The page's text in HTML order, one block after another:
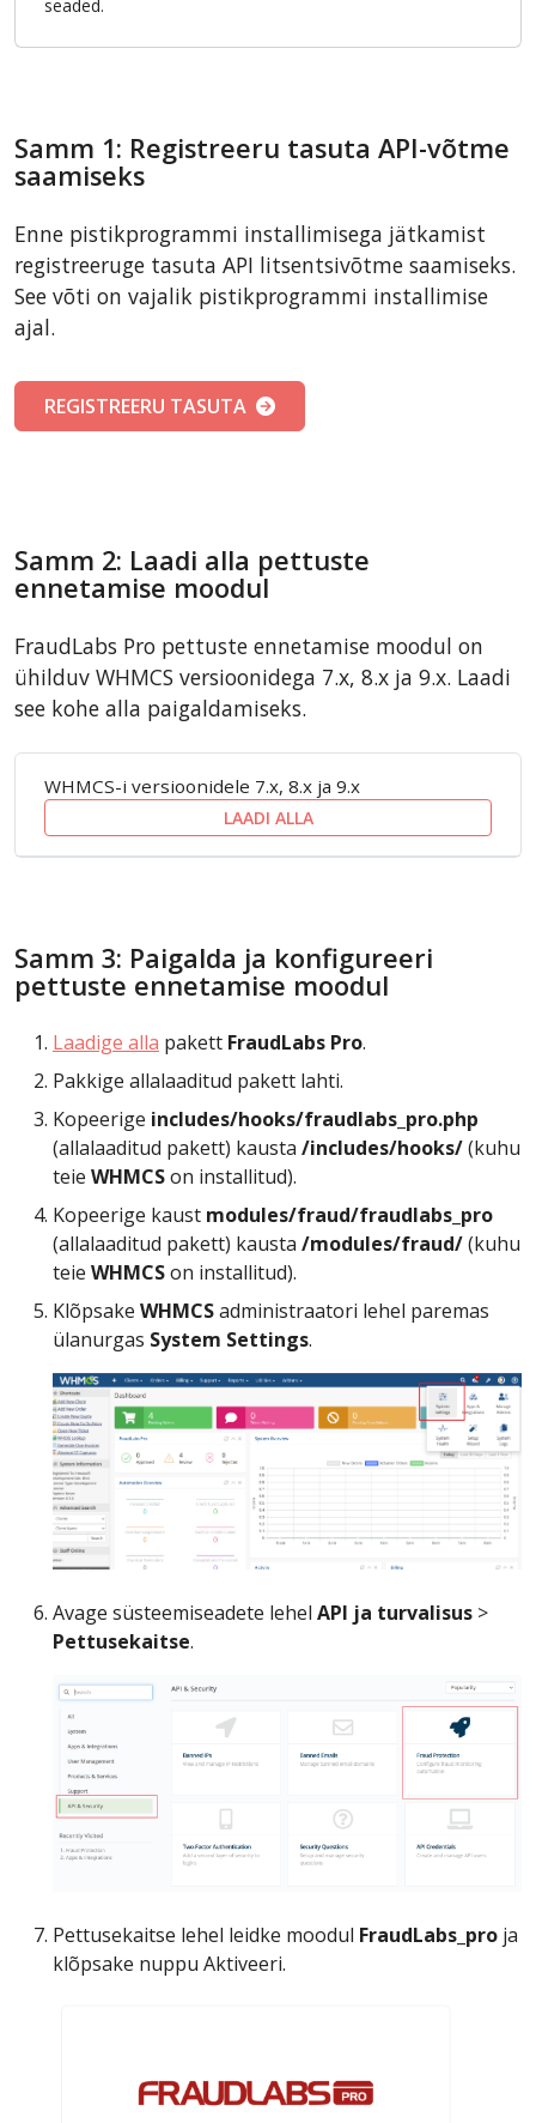
seaded.
Samm 1: Registreeru tasuta API-võtme
saamiseks
Enne pistikprogrammi installimisega jätkamist
registreeruge tasuta API litsentsivõtme saamiseks.
See võti on vajalik pistikprogrammi installimise
ajal.
REGISTREERU TASUTA
Samm 2: Laadi alla pettuste
ennetamise moodul
FraudLabs Pro pettuste ennetamise moodul on
ühilduv WHMCS versioonidega 7.x, 8.x ja 9.x. Laadi
see kohe alla paigaldamiseks.
WHMCS-i versioonidele 7.x, 8.x ja 9.x
LAADI ALLA
Samm 3: Paigalda ja konfigureeri
pettuste ennetamise moodul
Laadige alla pakett FraudLabs Pro.
Pakkige allalaaditud pakett lahti.
Kopeerige includes/hooks/fraudlabs_pro.php
(allalaaditud pakett) kausta /includes/hooks/(kuhu
teie WHMCSon installitud).
Kopeerige kaust modules/fraud/fraudlabs_pro
(allalaaditud pakett) kausta /modules/fraud/(kuhu
teie WHMCSon installitud).
Klõpsake WHMCSadministraatori lehel paremas
ülanurgas System Settings.
Avage süsteemiseadete lehel API ja turvalisus >
Pettusekaitse.
Pettusekaitse lehel leidke moodul FraudLabs_pro ja
klõpsake nuppu Aktiveeri.